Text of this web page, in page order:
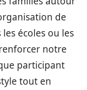
de
écoles ou les
notre
participant
tout en